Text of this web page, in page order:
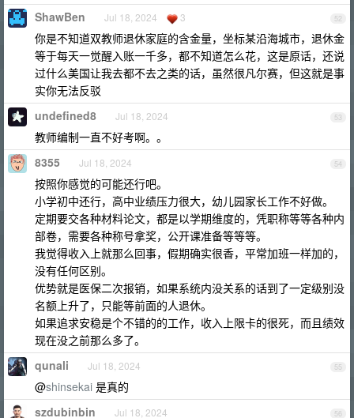
52
ShawBen Jul 18, 2024 3
你是不知道双教师退休家庭的含金量，坐标某沿海城市，退休金
等于每天一觉醒入账一千多，都不知道怎么花，这是原话，还说
过什么美国让我去都不去之类的话，虽然很凡尔赛，但这就是事
实你无法反驳
53
undefined8 Jul 18, 2024
教师编制一直不好考啊。。
54
8355 Jul 18, 2024
按照你感觉的可能还行吧。
小学初中还行，高中业绩压力很大，幼儿园家长工作不好做。
定期要交各种材料论文，都是以学期维度的，凭职称等等各种内
部卷，需要各种称号拿奖，公开课准备等等等。
我觉得收入上就那么回事，假期确实很香，平常加班一样加的，
没有任何区别。
优势就是医保二次报销，如果系统内没关系的话到了一定级别没
名额上升了，只能等前面的人退休。
如果追求安稳是个不错的的工作，收入上限卡的很死，而且绩效
现在没之前那么多了。
55
qunali Jul 18, 2024
@shinsekai 是真的
56
szdubinbin Jul 18, 2024